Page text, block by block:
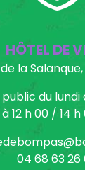
HÔTEL DE
la
du lundi
12 h 00 / 14 h
04 68 63 26